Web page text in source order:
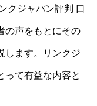
クジャパン評判 口
の声をもとにその
します。リンクジ
って有益な内容と